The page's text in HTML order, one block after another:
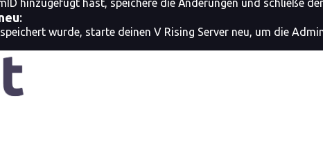
hinzugefügt hast, speichere die Änderungen und schließe
:
wurde, starte deinen V Rising Server neu, um die